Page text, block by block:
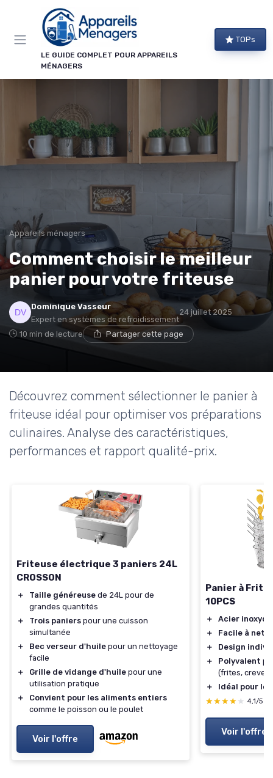
LE GUIDE COMPLET POUR APPAREILS
MÉNAGERS
TOPs
Appareils ménagers
Comment choisir le meilleur
panier pour votre friteuse
Dominique Vasseur
Expert en systèmes de refroidissement
24 juillet 2025
10 min de lecture Partager cette page
Découvrez comment sélectionner le panier à
friteuse idéal pour optimiser vos préparations
culinaires. Analyse des caractéristiques,
performances et rapport qualité-prix.
Friteuse électrique 3 paniers 24L
CROSSON
＋ Taille généreuse de 24L pour de
grandes quantités
＋
Trois paniers pour une cuisson
simultanée
＋
Bec verseur d'huile pour un nettoyage
facile
＋
Grille de vidange d'huile pour une
utilisation pratique
＋
Convient pour les aliments entiers
comme le poisson ou le poulet
Voir l'offre
Panier à
10PCS
＋
Acier
＋
Facile à
＋
Design
＋
Polyvalent
(frites,
＋
Idéal pour
★★★★★
★★★★★ 4,1/5
Voir l'offre
→ Je m'abonne
* En m'inscrivant, j'accepte de recevoir la newsletter
d'Appareils Ménagers et les offres de ses partenaires.
Panneau de gestion des cookies